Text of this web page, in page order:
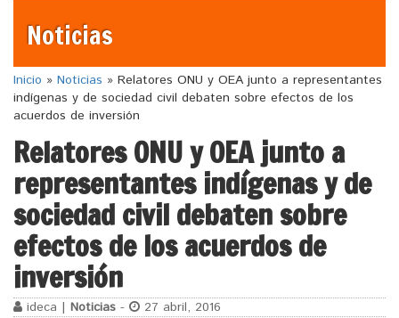
Noticias
Inicio » Noticias » Relatores ONU y OEA junto a representantes
indígenas y de sociedad civil debaten sobre efectos de los
acuerdos de inversión
Relatores ONU y OEA junto a
representantes indígenas y de
sociedad civil debaten sobre
efectos de los acuerdos de
inversión
ideca | Noticias - 27 abril, 2016